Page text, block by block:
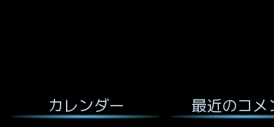
カレンダー 最近のコメ